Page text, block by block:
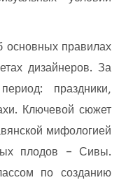
основных правилах
дизайнеров. За
праздники,
Ключевой сюжет
мифологией
плодов – Сивы.
по созданию